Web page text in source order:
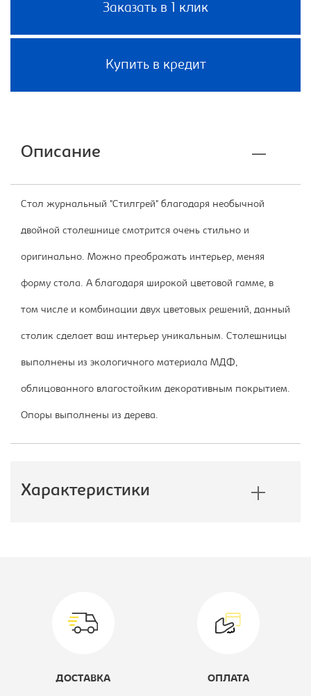
Заказать в 1 клик
Купить в кредит
Описание
Стол журнальный "Стилгрей" благодаря необычной
двойной столешнице смотрится очень стильно и
оригинально. Можно преображать интерьер, меняя
форму стола. А благодаря широкой цветовой гамме, в
том числе и комбинации двух цветовых решений, данный
столик сделает ваш интерьер уникальным. Столешницы
выполнены из экологичного материала МДФ,
облицованного влагостойким декоративным покрытием.
Опоры выполнены из дерева.
Характеристики
журнальный
ДОСТАВКА ОПЛАТА